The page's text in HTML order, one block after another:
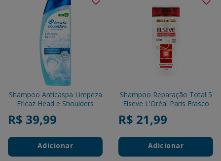
Shampoo Anticaspa Limpeza
Eficaz Head e Shoulders
Frasco 400ml
R$ 39,99
Adicionar
Shampoo Reparação Total 5
Elseve L'Oréal Paris Frasco
200ml
R$ 21,99
Adicionar